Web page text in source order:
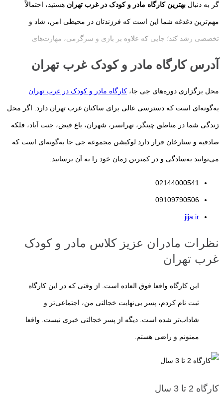
گر به دنبال بهترین کارگاه مادر و کودک در غرب تهران هستید، احتمالاً
مهم‌ترین دغدغه شما این است که فرزندتان در محیطی امن، شاد و
تخصصی رشد کند؛ جایی که علاوه بر بازی و سرگرمی، مهارت‌های
اجتماعی، ذهنی، حرکتی و عاطفی او نیز تقویت شود. انتخاب یک کارگاه
مناسب، تنها به نزدیکی محل زندگی یا امکانات مجموعه محدود نمی‌شود؛
بلکه کیفیت برنامه‌های آموزشی، تجربه مربیان، تناسب فعالیت‌ها با سن
کودک و ایجاد ارتباطی مؤثر میان مادر و کودک، عواملی هستند که در رشد
همه‌جانبه فرزندتان نقش مهمی دارند.
سال‌های نخست زندگی، مهم‌ترین دوره رشد مغز و شکل‌گیری شخصیت
کودک محسوب می‌شوند. به همین دلیل، متخصصان رشد کودک توصیه
می‌کنند والدین از این فرصت طلایی برای فراهم کردن تجربه‌های متنوع،
هدفمند و متناسب با سن فرزندشان استفاده کنند.
با همین هدف طراحی شده است؛ محیطی که کودک در آن از طریق بازی،
موفقیت او در سال‌های آینده خواهند بود.
درسی نیست. کودکان پیش از دبستان بیش از هر چیز با بازی، تجربه،
مشاهده و کشف دنیای اطراف خود یاد می‌گیرند. به همین دلیل، یک کارگاه
استاندارد باید فعالیت‌های خود را بر پایه بازی هدفمند، تقویت خلاقیت،
افزایش اعتمادبه‌نفس، رشد مهارت‌های ارتباطی و پرورش استقلال کودک
برنامه‌ریزی کند.
در ادامه این مقاله با ویژگی‌های یک
آدرس کارگاه مادر و کودک غرب تهران
محل برگزاری دوره‌های جی جا، کارگاه مادر و کودک در غرب تهران
به‌گونه‌ای است که دسترسی عالی برای ساکنان غرب تهران دارد. اگر محل
زندگی شما در مناطق چیتگر، تهرانسر، شهران، باغ فیض، جنت آباد، فلکه
صادقیه و ستارخان قرار دارد لوکیشن مجموعه جی جا به‌گونه‌ای است که
می‌توانید به‌سادگی و در کمترین زمان خود را به آن برسانید.
02144000541
09109790506
jija.ir
نظرات مادران عزیز کلاس مادر و کودک
غرب تهران
این کارگاه واقعا فوق العاده است. از وقتی که در این کارگاه
ثبت نام کردم، پسر بی‌نهایت خجالتی من، اجتماعی‌تر و
شاداب‌تر شده است. دیگه از پسر خجالتی خبری نیست. واقعا
ممنونم و راضی هستم.
کارگاه 2 تا 3 سال